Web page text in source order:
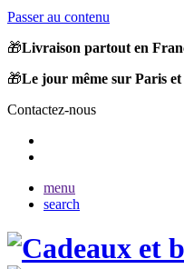
Passer au contenu
🎁Livraison partout en
🎁Le jour même sur Paris et
Contactez-nous
menu
search